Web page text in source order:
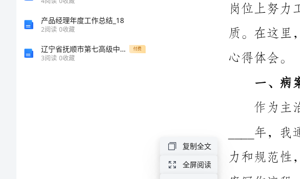
2024
产品经理年度工作总结_18
2阅读 0收藏
辽宁省抚顺市第七高级中学高三物理下学期期末试题含解析 付费
3阅读 0收藏
复制全文
全屏阅读